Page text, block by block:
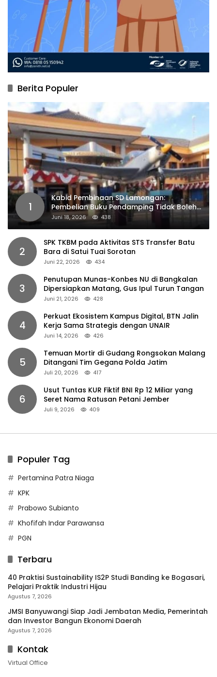
Berita Populer
1
Kabid Pembinaan SD Lamongan:
Pembelian Buku Pendamping Tidak Boleh
Dipaksakan
Juni 18, 2026 438
2
SPK TKBM pada Aktivitas STS Transfer Batu
Bara di Satui Tuai Sorotan
Juni 22, 2026 434
3
Penutupan Munas-Konbes NU di Bangkalan
Dipersiapkan Matang, Gus Ipul Turun Tangan
Juni 21, 2026 428
4
Perkuat Ekosistem Kampus Digital, BTN Jalin
Kerja Sama Strategis dengan UNAIR
Juni 14, 2026 426
5
Temuan Mortir di Gudang Rongsokan Malang
Ditangani Tim Gegana Polda Jatim
Juli 20, 2026 417
6
Usut Tuntas KUR Fiktif BNI Rp 12 Miliar yang
Seret Nama Ratusan Petani Jember
Juli 9, 2026 409
Populer Tag
Pertamina Patra Niaga
KPK
Prabowo Subianto
Khofifah Indar Parawansa
PGN
Terbaru
40 Praktisi Sustainability IS2P Studi Banding ke Bogasari,
Pelajari Praktik Industri Hijau
Agustus 7, 2026
JMSI Banyuwangi Siap Jadi Jembatan Media, Pemerintah
dan Investor Bangun Ekonomi Daerah
Agustus 7, 2026
Kontak
Virtual Office